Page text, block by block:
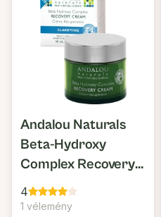
Andalou Naturals
Beta-Hydroxy
Complex Recovery
Cream
4
1 vélemény